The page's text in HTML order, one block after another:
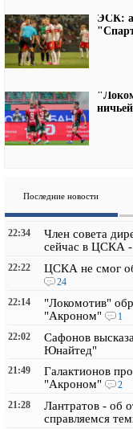
ЭСК:
Последние новости
22:34
Член совета
сейчас в ЦСКА
22:22
ЦСКА не смог
24
22:14
"Локомотив"
"Акроном"
1
22:02
Сафонов
Юнайтед"
21:49
Галактионов
"Акроном"
2
21:28
Лантратов - об
справляемся